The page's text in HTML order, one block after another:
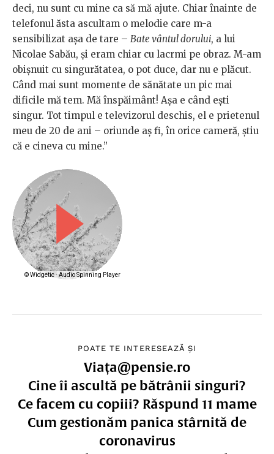
deci, nu sunt cu mine ca să mă ajute. Chiar înainte de
telefonul ăsta ascultam o melodie care m-a
sensibilizat așa de tare – Bate vântul dorului, a lui
Nicolae Sabău, și eram chiar cu lacrmi pe obraz. M-am
obișnuit cu singurătatea, o pot duce, dar nu e plăcut.
Când mai sunt momente de sănătate un pic mai
dificile mă tem. Mă înspăimânt! Așa e când ești
singur. Tot timpul e televizorul deschis, el e prietenul
meu de 20 de ani – oriunde aș fi, în orice cameră, știu
că e cineva cu mine.”
POATE TE INTERESEAZĂ ȘI
Viața@pensie.ro
Cine îi ascultă pe bătrânii singuri?
Ce facem cu copiii? Răspund 11 mame
Cum gestionăm panica stârnită de
coronavirus